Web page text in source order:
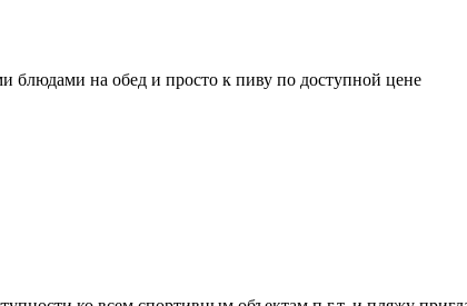
блюдами на обед и просто к пиву по доступной цене